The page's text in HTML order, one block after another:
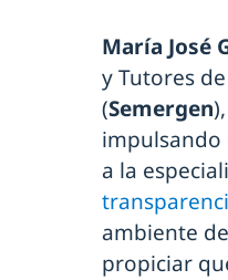
María José
y Tutores
(Semergen
a la
ambiente
propiciar